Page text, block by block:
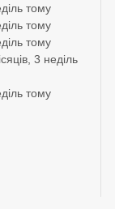
тому
тому
тому
3 неділь
тому